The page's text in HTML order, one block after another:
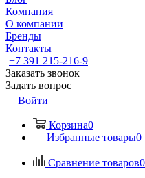
Компания
О компании
Бренды
Контакты
+7 391 215-216-9
Заказать звонок
Задать вопрос
Войти
Корзина0
Избранные товары0
Сравнение товаров0